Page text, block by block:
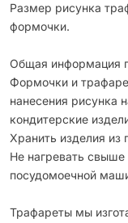
Размер рисунка
формочки.
Общая информация
Формочки и
нанесения рисунка
кондитерские
Хранить изделия
Не нагревать
посудомоечной
Трафареты мы